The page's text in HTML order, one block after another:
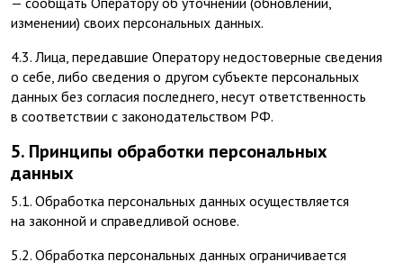
изменении) своих персональных данных.
4.3. Лица, передавшие Оператору недостоверные сведения
о себе, либо сведения о другом субъекте персональных
данных без согласия последнего, несут ответственность
в соответствии с законодательством РФ.
5. Принципы обработки персональных
данных
5.1. Обработка персональных данных осуществляется
на законной и справедливой основе.
5.2. Обработка персональных данных ограничивается